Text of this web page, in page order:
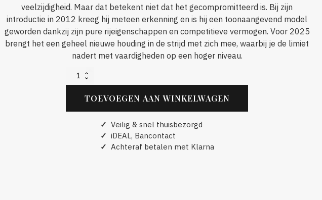
veelzijdigheid. Maar dat betekent niet dat het gecompromitteerd is. Bij zijn
introductie in 2012 kreeg hij meteen erkenning en is hij een toonaangevend model
geworden dankzij zijn pure rijeigenschappen en competitieve vermogen. Voor 2025
brengt het een geheel nieuwe houding in de strijd met zich mee, waarbij je de limiet
nadert met vaardigheden op een hoger niveau.
2025
KTM
F
TOEVOEGEN AAN WINKELWAGEN
✓ Veilig & snel thuisbezorgd
✓ iDEAL, Bancontact
✓ Achteraf betalen met Klarna